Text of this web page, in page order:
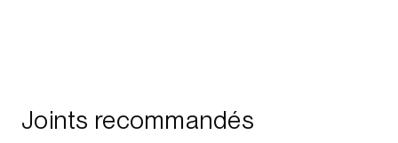
Joints recommandés